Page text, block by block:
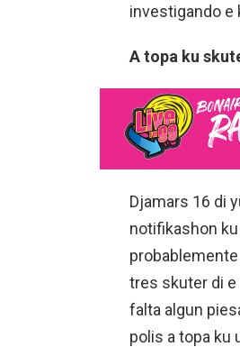
investigando e
A topa ku
Djamars 16 di
notifikashon
tres skuter di e
falta algun
polis a topa ku